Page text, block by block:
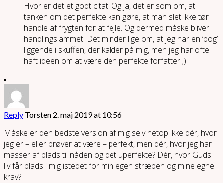
Hvor er det et godt citat! Og ja, det er som om, at
tanken om det perfekte kan gøre, at man slet ikke tør
handle af frygten for at fejle. Og dermed måske bliver
handlingslammet. Det minder lige om, at jeg har en ‘bog’
liggende i skuffen, der kalder på mig, men jeg har ofte
haft ideen om at være den perfekte forfatter ;)
Reply Torsten 2. maj 2019 at 10:56
Måske er den bedste version af mig selv netop ikke dér, hvor
jeg er – eller prøver at være – perfekt, men dér, hvor jeg har
masser af plads til nåden og det uperfekte? Dér, hvor Guds
liv får plads i mig istedet for min egen stræben og mine egne
krav?